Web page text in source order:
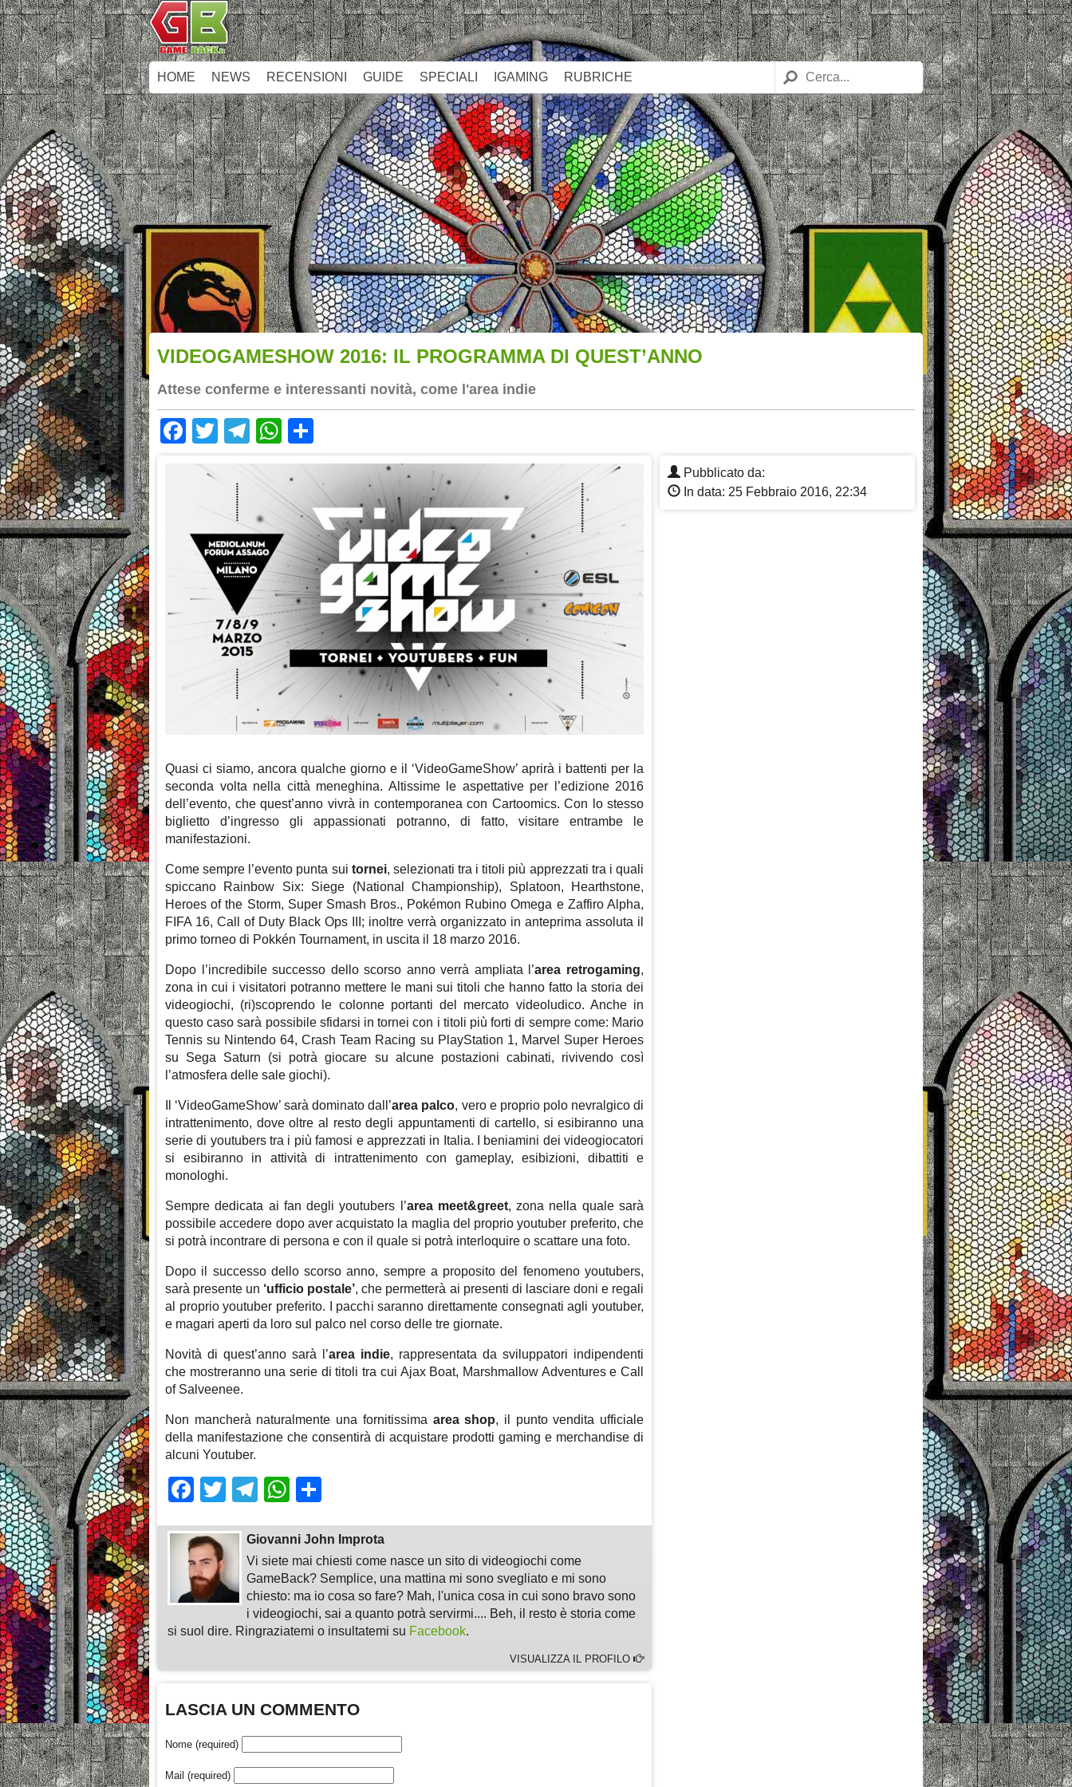
HOME NEWS RECENSIONI GUIDE SPECIALI IGAMING RUBRICHE
VIDEOGAMESHOW 2016: IL PROGRAMMA DI QUEST’ANNO
Attese conferme e interessanti novità, come l'area indie
Facebook
TwitterTelegram
WhatsApp
Pubblicato da:
In data: 25 Febbraio 2016, 22:34
Quasi ci siamo, ancora qualche giorno e il ‘VideoGameShow’ aprirà i battenti per la
seconda volta nella città meneghina. Altissime le aspettative per l’edizione 2016
dell’evento, che quest’anno vivrà in contemporanea con Cartoomics. Con lo stesso
biglietto d’ingresso gli appassionati potranno, di fatto, visitare entrambe le
manifestazioni.
Come sempre l’evento punta sui tornei, selezionati tra i titoli più apprezzati tra i quali
spiccano Rainbow Six: Siege (National Championship), Splatoon, Hearthstone,
Heroes of the Storm, Super Smash Bros., Pokémon Rubino Omega e Zaffiro Alpha,
FIFA 16, Call of Duty Black Ops III; inoltre verrà organizzato in anteprima assoluta il
primo torneo di Pokkén Tournament, in uscita il 18 marzo 2016.
Dopo l’incredibile successo dello scorso anno verrà ampliata l’area retrogaming,
zona in cui i visitatori potranno mettere le mani sui titoli che hanno fatto la storia dei
videogiochi, (ri)scoprendo le colonne portanti del mercato videoludico. Anche in
questo caso sarà possibile sfidarsi in tornei con i titoli più forti di sempre come: Mario
Tennis su Nintendo 64, Crash Team Racing su PlayStation 1, Marvel Super Heroes
su Sega Saturn (si potrà giocare su alcune postazioni cabinati, rivivendo così
l’atmosfera delle sale giochi).
Il ‘VideoGameShow’ sarà dominato dall’area palco, vero e proprio polo nevralgico di
intrattenimento, dove oltre al resto degli appuntamenti di cartello, si esibiranno una
serie di youtubers tra i più famosi e apprezzati in Italia. I beniamini dei videogiocatori
si esibiranno in attività di intrattenimento con gameplay, esibizioni, dibattiti e
monologhi.
Sempre dedicata ai fan degli youtubers l’area meet&greet, zona nella quale sarà
possibile accedere dopo aver acquistato la maglia del proprio youtuber preferito, che
si potrà incontrare di persona e con il quale si potrà interloquire o scattare una foto.
Dopo il successo dello scorso anno, sempre a proposito del fenomeno youtubers,
sarà presente un ‘ufficio postale’, che permetterà ai presenti di lasciare doni e regali
al proprio youtuber preferito. I pacchi saranno direttamente consegnati agli youtuber,
e magari aperti da loro sul palco nel corso delle tre giornate.
Novità di quest’anno sarà l’area indie, rappresentata da sviluppatori indipendenti
che mostreranno una serie di titoli tra cui Ajax Boat, Marshmallow Adventures e Call
of Salveenee.
Non mancherà naturalmente una fornitissima area shop, il punto vendita ufficiale
della manifestazione che consentirà di acquistare prodotti gaming e merchandise di
alcuni Youtuber.
Facebook
TwitterTelegram
WhatsApp
Giovanni John Improta
Vi siete mai chiesti come nasce un sito di videogiochi come
GameBack? Semplice, una mattina mi sono svegliato e mi sono
chiesto: ma io cosa so fare? Mah, l'unica cosa in cui sono bravo sono
i videogiochi, sai a quanto potrà servirmi.... Beh, il resto è storia come
si suol dire. Ringraziatemi o insultatemi su Facebook.
VISUALIZZA IL PROFILO
LASCIA UN COMMENTO
Nome (required)
Mail (required)